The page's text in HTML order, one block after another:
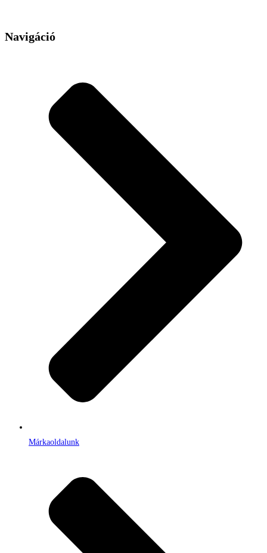
Navigáció
Márkaoldalunk